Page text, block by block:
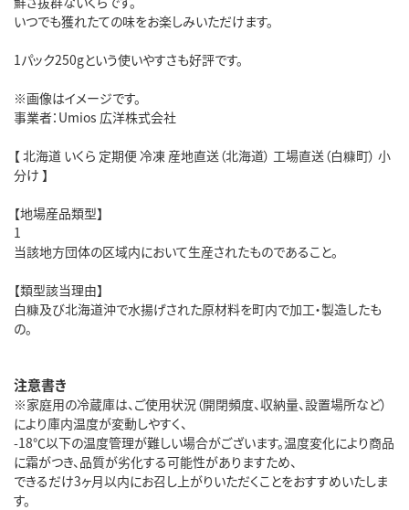
いつでも獲れたての味をお楽しみいただけます。
1パック250gという使いやすさも好評です。
※画像はイメージです。
事業者：Umios 広洋株式会社
【 北海道 いくら 定期便 冷凍 産地直送（北海道） 工場直送（白糠町） 小
分け 】
【地場産品類型】
1
当該地方団体の区域内において生産されたものであること。
【類型該当理由】
白糠及び北海道沖で水揚げされた原材料を町内で加工・製造したも
の。
注意書き
※家庭用の冷蔵庫は、ご使用状況（開閉頻度、収納量、設置場所など）
により庫内温度が変動しやすく、
-18℃以下の温度管理が難しい場合がございます。温度変化により商品
に霜がつき、品質が劣化する可能性がありますため、
できるだけ3ヶ月以内にお召し上がりいただくことをおすすめいたしま
す。